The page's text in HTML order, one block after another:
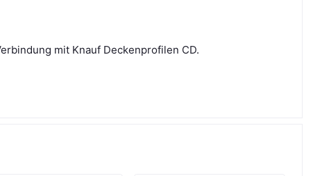
mit Knauf Deckenprofilen CD.